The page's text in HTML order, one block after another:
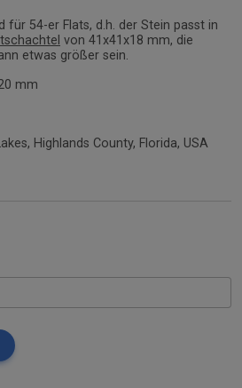
für 54-er Flats, d.h. der Stein passt in
von 41x41x18 mm, die
etwas größer sein.
mm
Highlands County, Florida, USA